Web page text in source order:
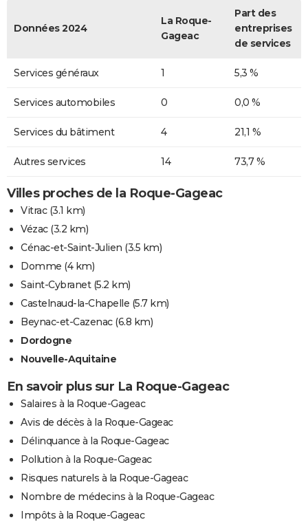
Données 2024
La Roque-
Gageac
Part des
entreprises
de services
Services généraux 1 5,3 %
Services automobiles 0 0,0 %
Services du bâtiment 4 21,1 %
Autres services 14 73,7 %
Villes proches de la Roque-Gageac
Vitrac(3.1 km)
Vézac(3.2 km)
Cénac-et-Saint-Julien (3.5 km)
Domme (4 km)
Saint-Cybranet(5.2 km)
Castelnaud-la-Chapelle (5.7 km)
Beynac-et-Cazenac(6.8 km)
Dordogne
Nouvelle-Aquitaine
En savoir plus sur La Roque-Gageac
Salaires à la Roque-Gageac
Avis de décès à la Roque-Gageac
Délinquance à la Roque-Gageac
Pollution à la Roque-Gageac
Risques naturels à la Roque-Gageac
Nombre de médecins à la Roque-Gageac
Impôts à la Roque-Gageac